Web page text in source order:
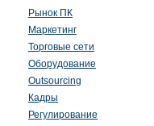
Рынок ПК
Маркетинг
Торговые сети
Оборудование
Outsourcing
Кадры
Регулирование